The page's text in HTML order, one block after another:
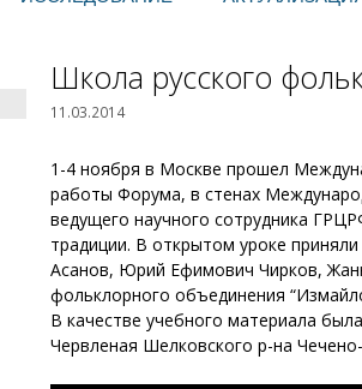
Школа русского
11.03.2014
1-4 ноября в Москве прошел
работы Форума, в стенах
ведущего научного сотрудника
традиции. В открытом уроке
Асанов, Юрий Ефимович Чирков,
фольклорного объединения
В качестве учебного материала
Червленая Шелковского р-на